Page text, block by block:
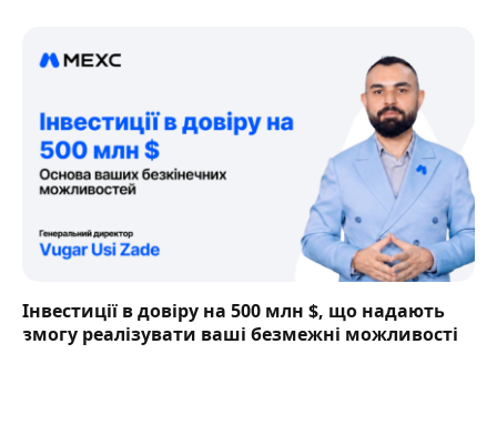
Інвестиції в довіру на 500 млн $, що надають
змогу реалізувати ваші безмежні можливості